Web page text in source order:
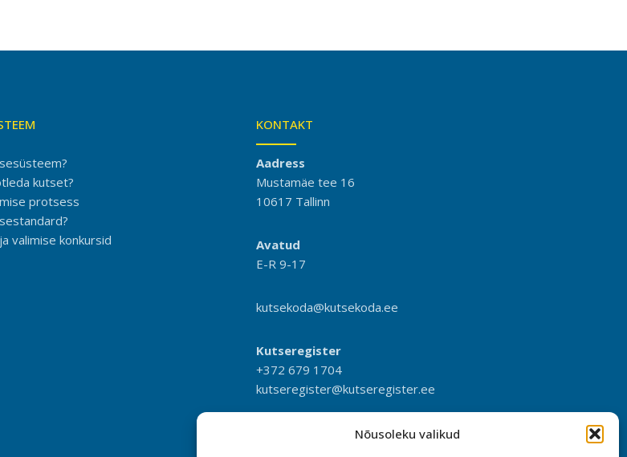
Nõusoleku valikud
kutset?
protsess
valimise konkursid
KONTAKT
Aadress
Mustamäe tee 16
10617 Tallinn
Avatud
E-R 9-17
kutsekoda@kutsekoda.ee
Kutseregister
+372 679 1704
kutseregister@kutseregister.ee